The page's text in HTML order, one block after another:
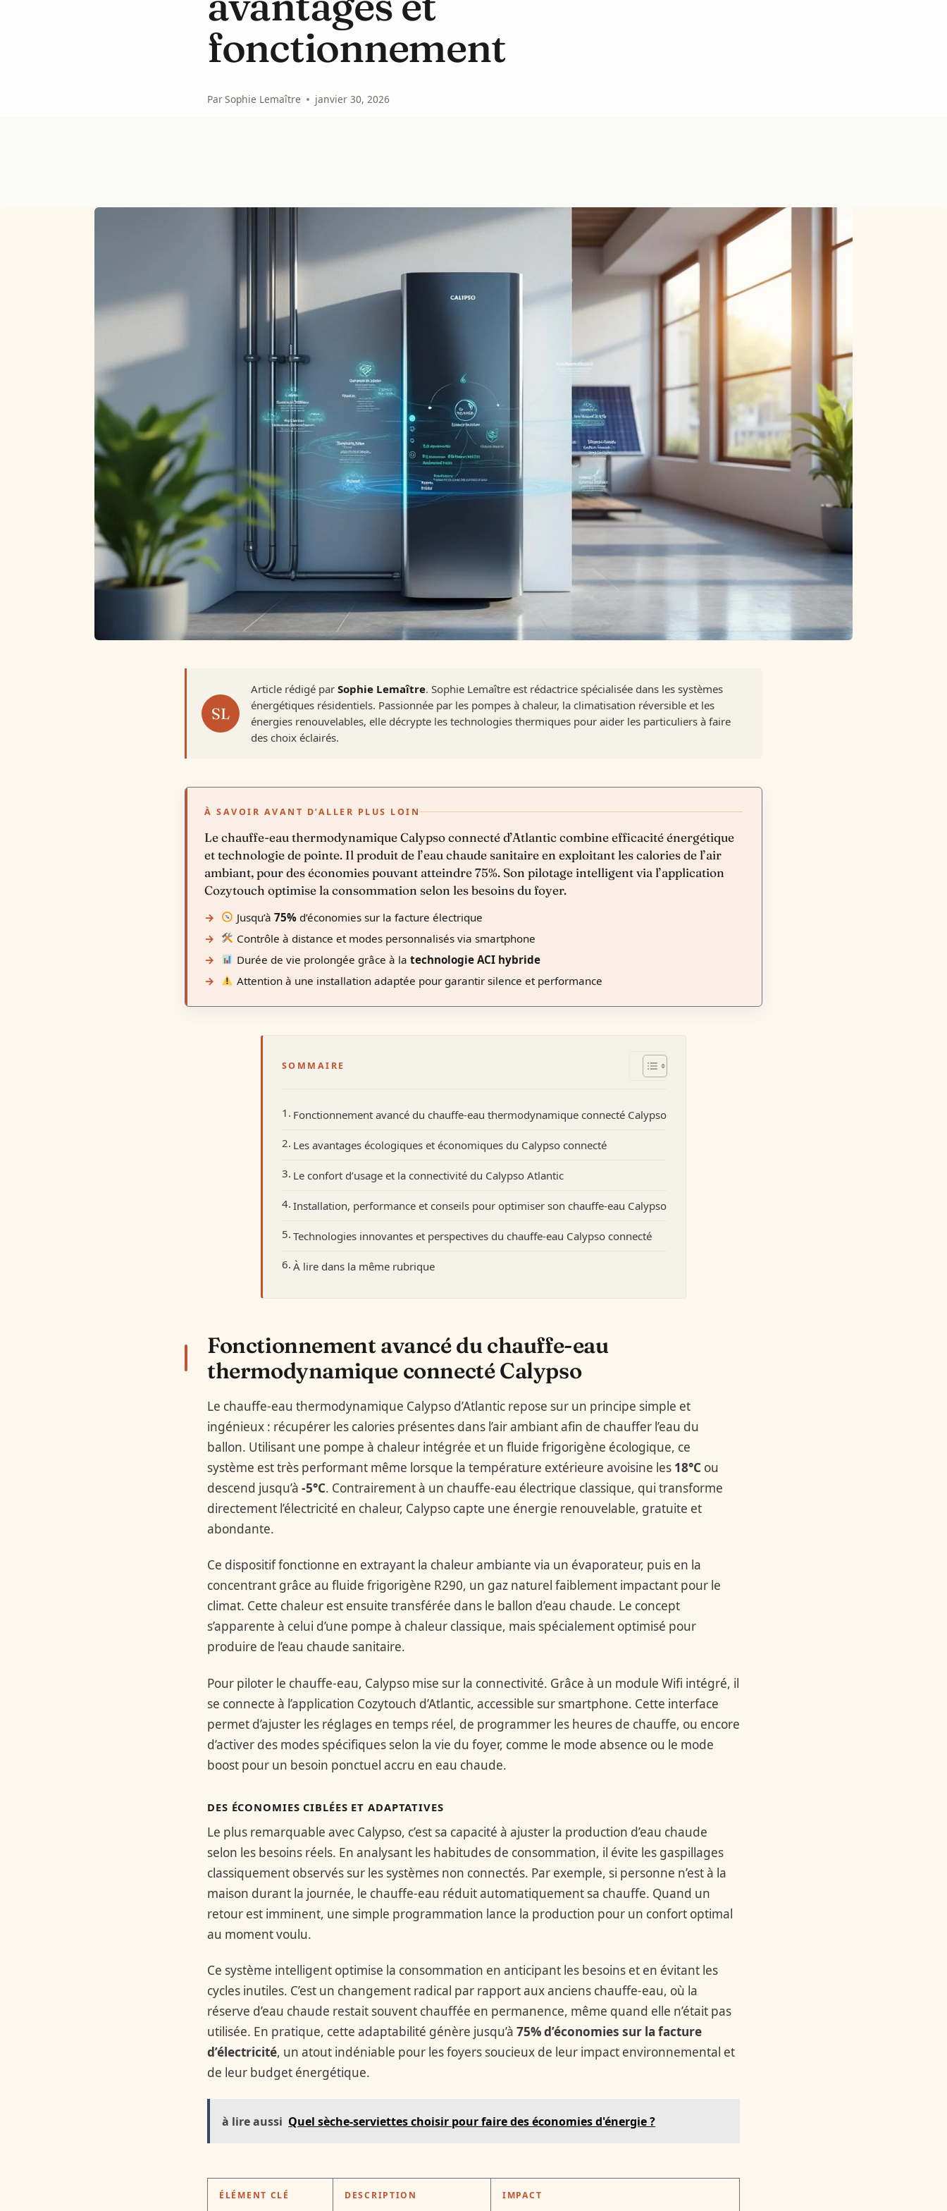
fonctionnement
ParSophie Lemaître janvier 30, 2026
Article rédigé par Sophie Lemaître. Sophie Lemaître est rédactrice spécialisée dans les systèmes
énergétiques résidentiels. Passionnée par les pompes à chaleur, la climatisation réversible et les
énergies renouvelables, elle décrypte les technologies thermiques pour aider les particuliers à faire
des choix éclairés.
À SAVOIR AVANT D’ALLER PLUS LOIN
Le chauffe-eau thermodynamique Calypso connecté d’Atlantic combine efficacité énergétique
et technologie de pointe. Il produit de l’eau chaude sanitaire en exploitant les calories de l’air
ambiant, pour des économies pouvant atteindre 75%. Son pilotage intelligent via l’application
Cozytouch optimise la consommation selon les besoins du foyer.
Jusqu’à 75%d’économies sur la facture électrique
Contrôle à distance et modes personnalisés via smartphone
Durée de vie prolongée grâce à la technologie ACI hybride
Attention à une installation adaptée pour garantir silence et performance
SOMMAIRE
Fonctionnement avancé du chauffe-eau thermodynamique connecté Calypso
Les avantages écologiques et économiques du Calypso connecté
Le confort d’usage et la connectivité du Calypso Atlantic
Installation, performance et conseils pour optimiser son chauffe-eau Calypso
Technologies innovantes et perspectives du chauffe-eau Calypso connecté
À lire dans la même rubrique
Fonctionnement avancé du chauffe-eau
thermodynamique connecté Calypso
Le chauffe-eau thermodynamique Calypso d’Atlantic repose sur un principe simple et
ingénieux : récupérer les calories présentes dans l’air ambiant afin de chauffer l’eau du
ballon. Utilisant une pompe à chaleur intégrée et un fluide frigorigène écologique, ce
système est très performant même lorsque la température extérieure avoisine les 18°C ou
descend jusqu’à -5°C. Contrairement à un chauffe-eau électrique classique, qui transforme
directement l’électricité en chaleur, Calypso capte une énergie renouvelable, gratuite et
abondante.
Ce dispositif fonctionne en extrayant la chaleur ambiante via un évaporateur, puis en la
concentrant grâce au fluide frigorigène R290, un gaz naturel faiblement impactant pour le
climat. Cette chaleur est ensuite transférée dans le ballon d’eau chaude. Le concept
s’apparente à celui d’une pompe à chaleur classique, mais spécialement optimisé pour
produire de l’eau chaude sanitaire.
Pour piloter le chauffe-eau, Calypso mise sur la connectivité. Grâce à un module Wifi intégré, il
se connecte à l’application Cozytouch d’Atlantic, accessible sur smartphone. Cette interface
permet d’ajuster les réglages en temps réel, de programmer les heures de chauffe, ou encore
d’activer des modes spécifiques selon la vie du foyer, comme le mode absence ou le mode
boost pour un besoin ponctuel accru en eau chaude.
DES ÉCONOMIES CIBLÉES ET ADAPTATIVES
Le plus remarquable avec Calypso, c’est sa capacité à ajuster la production d’eau chaude
selon les besoins réels. En analysant les habitudes de consommation, il évite les gaspillages
classiquement observés sur les systèmes non connectés. Par exemple, si personne n’est à la
maison durant la journée, le chauffe-eau réduit automatiquement sa chauffe. Quand un
retour est imminent, une simple programmation lance la production pour un confort optimal
au moment voulu.
Ce système intelligent optimise la consommation en anticipant les besoins et en évitant les
cycles inutiles. C’est un changement radical par rapport aux anciens chauffe-eau, où la
réserve d’eau chaude restait souvent chauffée en permanence, même quand elle n’était pas
utilisée. En pratique, cette adaptabilité génère jusqu’à 75% d’économies sur la facture
d’électricité, un atout indéniable pour les foyers soucieux de leur impact environnemental et
de leur budget énergétique.
à lire aussi Quel sèche-serviettes choisir pour faire des économies d'énergie ?
ÉLÉMENT CLÉ DESCRIPTION IMPACT